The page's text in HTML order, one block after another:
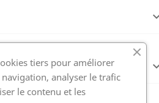
tiers pour améliorer
analyser le trafic
le contenu et les